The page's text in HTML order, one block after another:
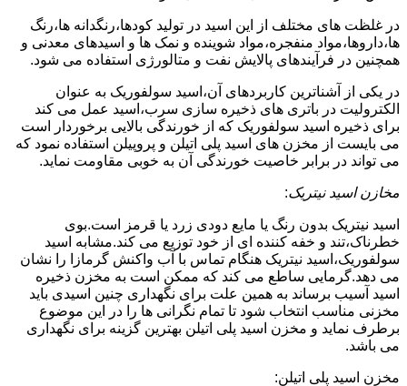
در غلظت های مختلف از این اسید در تولید کودها،رنگدانه ها،رنگ
ها،داروها،مواد منفجره،مواد شوینده و نمک ها و اسیدهای معدنی و
همچنین در فرآیندهای پالایش نفت و متالورژی استفاده می شود.
در یکی از آشناترین کاربردهای آن،اسید سولفوریک به عنوان
الکترولیت در باتری های ذخیره سازی سرب،اسید عمل می کند
برای ذخیره اسید سولفوریک که از خورندگی بالایی برخوردار است
می بایست از مخزن های اسید پلی اتیلن و پروپیلن استفاده نمود که
می تواند در برابر خاصیت خورندگی آن به خوبی مقاومت نماید.
مخازن اسید نیتریک:
اسید نیتریک بدون رنگ یا مایع دودی زرد یا قرمز است.بوی
خطرناک،تند و خفه کننده ای از خود توزیع می کند.مشابه اسید
سولفوریک،اسید نیتریک هنگام تماس با آب واکنش گرمازا را نشان
می دهد.گرمایی ساطع می کند که ممکن است به مخزن ذخیره
اسید آسیب برساند به همین علت برای نگهداری چنین اسیدی باید
مخزنی مناسب انتخاب شود تا تمام نگرانی ها را در این موضوع
برطرف نماید و مخزن اسید پلی اتیلن بهترین گزینه برای نگهداری
می باشد.
مخزن اسید پلی اتیلن: